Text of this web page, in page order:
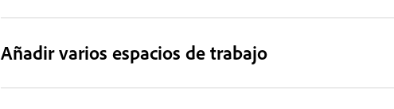
Añadir varios espacios de trabajo